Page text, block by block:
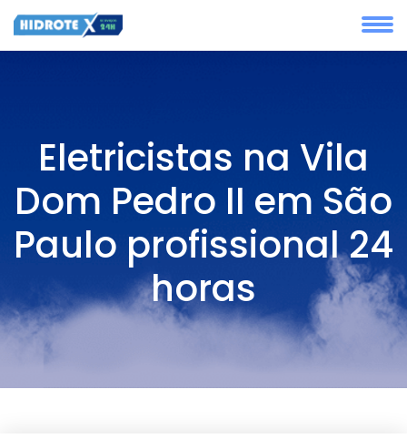
Eletricistas na Vila
Dom Pedro II em São
Paulo profissional 24
horas